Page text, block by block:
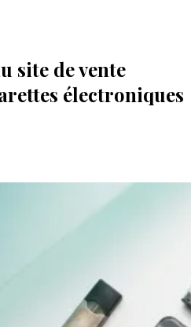
site de vente
électroniques